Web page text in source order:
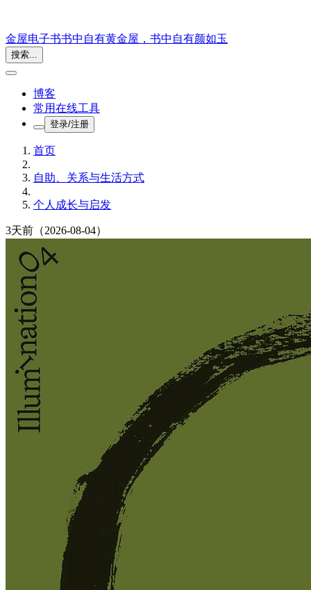
金屋电子书书中自有黄金屋，书中自有颜如玉
搜索...
博客
常用在线工具
登录/注册
首页
自助、关系与生活方式
个人成长与启发
3天前 （2026-08-04）